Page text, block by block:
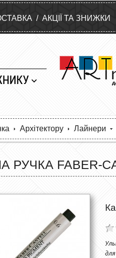
/ АКЦІЇ ТА ЗНИЖКИ
Архітектору Лайнери
РУЧКА FABER-